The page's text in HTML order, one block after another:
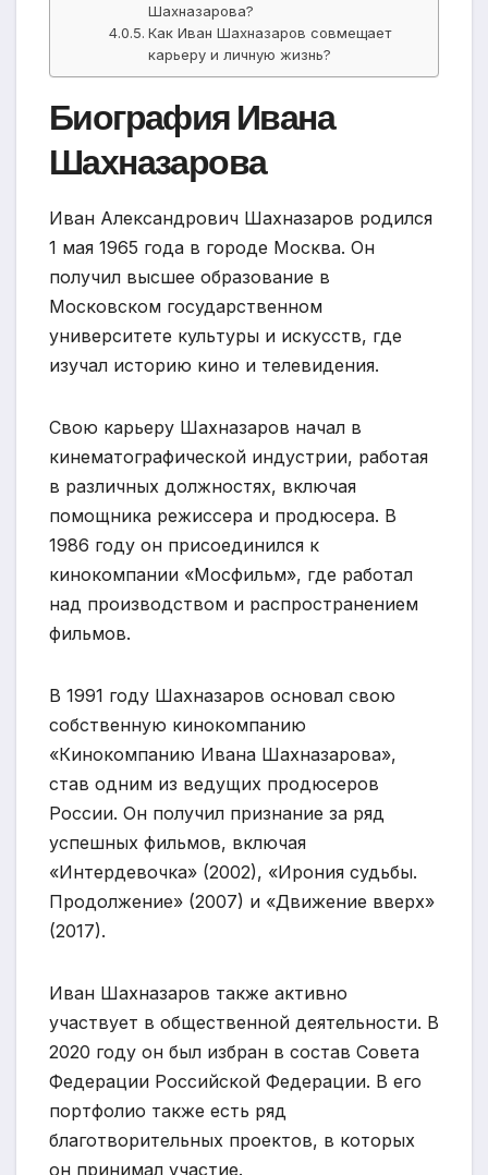
Шахназарова?
Как Иван Шахназаров совмещает
карьеру и личную жизнь?
Биография Ивана
Шахназарова
Иван Александрович Шахназаров родился
1 мая 1965 года в городе Москва. Он
получил высшее образование в
Московском государственном
университете культуры и искусств, где
изучал историю кино и телевидения.
Свою карьеру Шахназаров начал в
кинематографической индустрии, работая
в различных должностях, включая
помощника режиссера и продюсера. В
1986 году он присоединился к
кинокомпании «Мосфильм», где работал
над производством и распространением
фильмов.
В 1991 году Шахназаров основал свою
собственную кинокомпанию
«Кинокомпанию Ивана Шахназарова»,
став одним из ведущих продюсеров
России. Он получил признание за ряд
успешных фильмов, включая
«Интердевочка» (2002), «Ирония судьбы.
Продолжение» (2007) и «Движение вверх»
(2017).
Иван Шахназаров также активно
участвует в общественной деятельности. В
2020 году он был избран в состав Совета
Федерации Российской Федерации. В его
портфолио также есть ряд
благотворительных проектов, в которых
он принимал участие.